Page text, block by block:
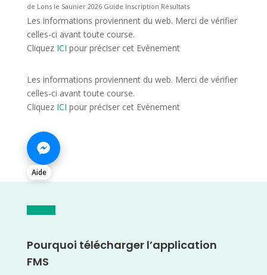
de Lons le Saunier 2026 Guide Inscription Résultats
Les informations proviennent du web. Merci de vérifier
celles-ci avant toute course.
Cliquez ICI pour préciser cet Evènement
Les informations proviennent du web. Merci de vérifier
celles-ci avant toute course.
Cliquez ICI pour préciser cet Evènement
Aide
Pourquoi télécharger l’application
FMS